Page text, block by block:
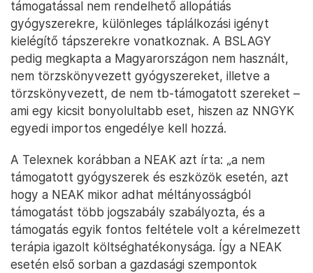
támogatással nem rendelhető allopátiás
gyógyszerekre, különleges táplálkozási igényt
kielégítő tápszerekre vonatkoznak. A BSLAGY
pedig megkapta a Magyarországon nem használt,
nem törzskönyvezett gyógyszereket, illetve a
törzskönyvezett, de nem tb-támogatott szereket –
ami egy kicsit bonyolultabb eset, hiszen az NNGYK
egyedi importos engedélye kell hozzá.
A Telexnek korábban a NEAK azt írta: „a nem
támogatott gyógyszerek és eszközök esetén, azt
hogy a NEAK mikor adhat méltányosságból
támogatást több jogszabály szabályozta, és a
támogatás egyik fontos feltétele volt a kérelmezett
terápia igazolt költséghatékonysága. Így a NEAK
esetén első sorban a gazdasági szempontok